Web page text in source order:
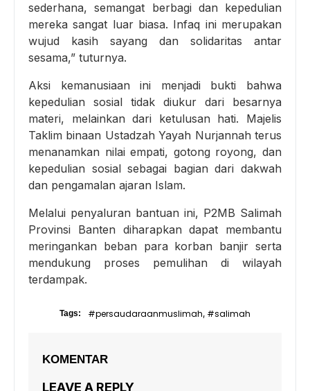
sederhana, semangat berbagi dan kepedulian
mereka sangat luar biasa. Infaq ini merupakan
wujud kasih sayang dan solidaritas antar
sesama,” tuturnya.
Aksi kemanusiaan ini menjadi bukti bahwa
kepedulian sosial tidak diukur dari besarnya
materi, melainkan dari ketulusan hati. Majelis
Taklim binaan Ustadzah Yayah Nurjannah terus
menanamkan nilai empati, gotong royong, dan
kepedulian sosial sebagai bagian dari dakwah
dan pengamalan ajaran Islam.
Melalui penyaluran bantuan ini, P2MB Salimah
Provinsi Banten diharapkan dapat membantu
meringankan beban para korban banjir serta
mendukung proses pemulihan di wilayah
terdampak.
Tags: #persaudaraanmuslimah, #salimah
KOMENTAR
LEAVE A REPLY